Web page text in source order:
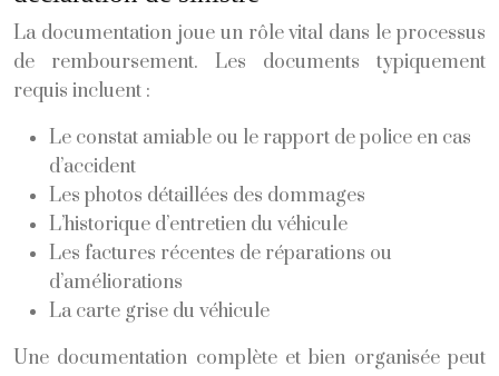
La documentation joue un rôle vital dans le processus
de remboursement. Les documents typiquement
requis incluent :
Le constat amiable ou le rapport de police en cas
d’accident
Les photos détaillées des dommages
L’historique d’entretien du véhicule
Les factures récentes de réparations ou
d’améliorations
La carte grise du véhicule
Une documentation complète et bien organisée peut